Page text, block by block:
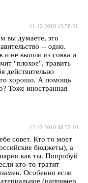
11.12.2010 15:58:21
вы думаете, это
-- одно.
и не вышли из совка и
"плохое", травить
действительно
хорошо. А помощь
Тоже иностранная
12.12.2010 08:52:10
совет. Кто то моет
бюджеты), а
как ты. Попробуй
кто-то тратит
Особенно если
(например